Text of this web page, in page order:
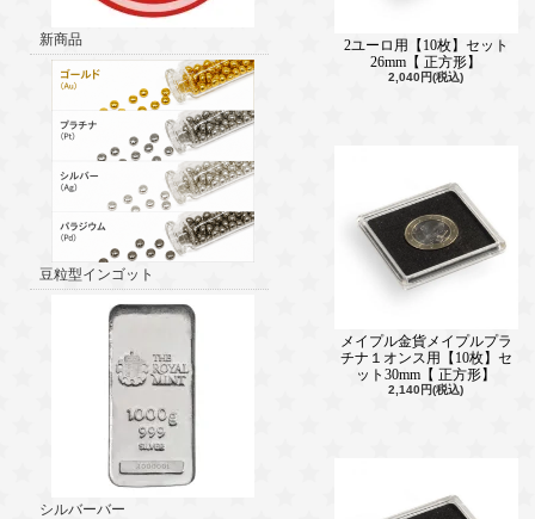
新商品
豆粒型インゴット
シルバーバー
2ユーロ用【10枚】セット
26mm【 正方形】
2,040円(税込)
メイプル金貨メイプルプラ
チナ１オンス用【10枚】セ
ット30mm【 正方形】
2,140円(税込)